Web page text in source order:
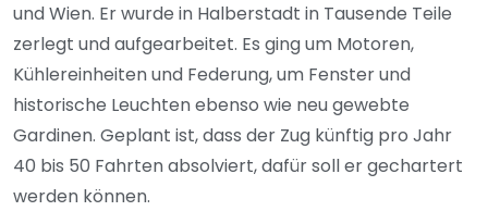
und Wien. Er wurde in Halberstadt in Tausende Teile
zerlegt und aufgearbeitet. Es ging um Motoren,
Kühlereinheiten und Federung, um Fenster und
historische Leuchten ebenso wie neu gewebte
Gardinen. Geplant ist, dass der Zug künftig pro Jahr
40 bis 50 Fahrten absolviert, dafür soll er gechartert
werden können.